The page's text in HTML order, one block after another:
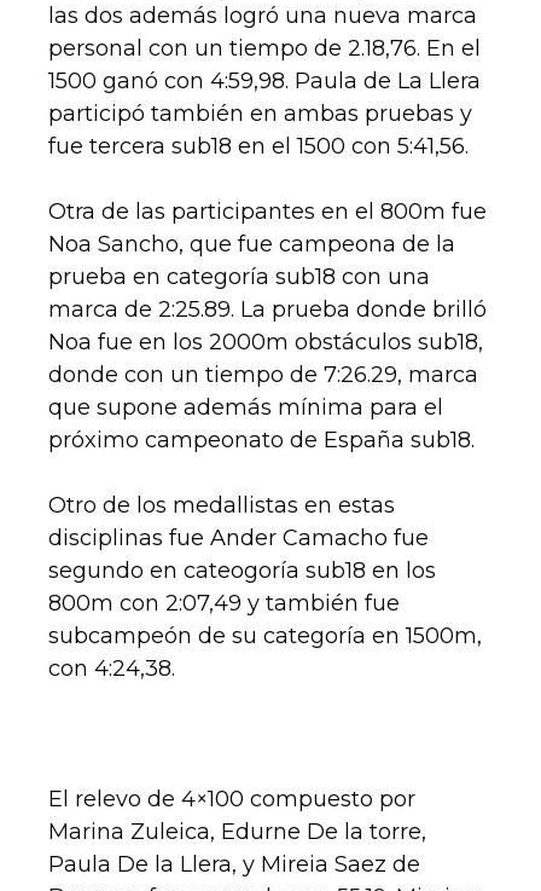
las dos además logró una nueva marca
personal con un tiempo de 2.18,76. En el
1500 ganó con 4:59,98. Paula de La Llera
participó también en ambas pruebas y
fue tercera sub18 en el 1500 con 5:41,56.
Otra de las participantes en el 800m fue
Noa Sancho, que fue campeona de la
prueba en categoría sub18 con una
marca de 2:25.89. La prueba donde brilló
Noa fue en los 2000m obstáculos sub18,
donde con un tiempo de 7:26.29, marca
que supone además mínima para el
próximo campeonato de España sub18.
Otro de los medallistas en estas
disciplinas fue Ander Camacho fue
segundo en cateogoría sub18 en los
800m con 2:07,49 y también fue
subcampeón de su categoría en 1500m,
con 4:24,38.
El relevo de 4×100 compuesto por
Marina Zuleica, Edurne De la torre,
Paula De la Llera, y Mireia Saez de